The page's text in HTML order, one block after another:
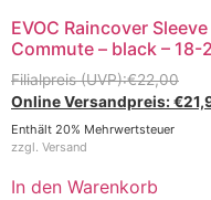
EVOC Raincover Sleeve
Commute – black – 18-
€22,00
€
Enthält 20% Mehrwertsteuer
zzgl. Versand
In den Warenkorb